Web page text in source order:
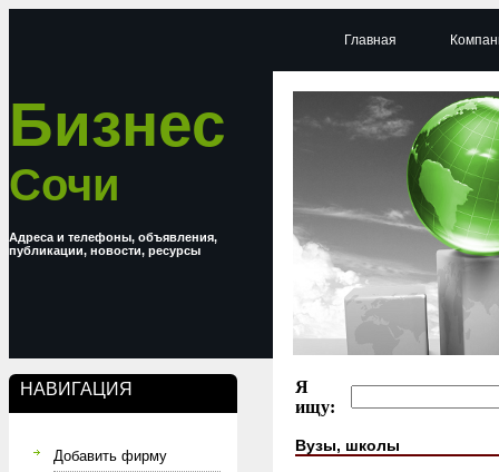
Бизнес
Сочи
Адреса и телефоны, объявления,
публикации, новости, ресурсы
НАВИГАЦИЯ
Добавить фирму
Главная
Я
ищу:
Вузы, школы